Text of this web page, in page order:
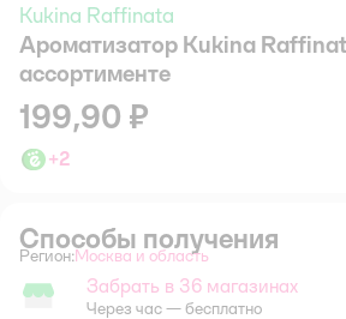
Kukina Raffinata
Ароматизатор Kukina
ассортименте
199,90 ₽
+2
Способы получения
Регион: Выбор адреса доставки.
Москва и область
Забрать в магазине
Забрать в 36 магазинах
Через час — бесплатно